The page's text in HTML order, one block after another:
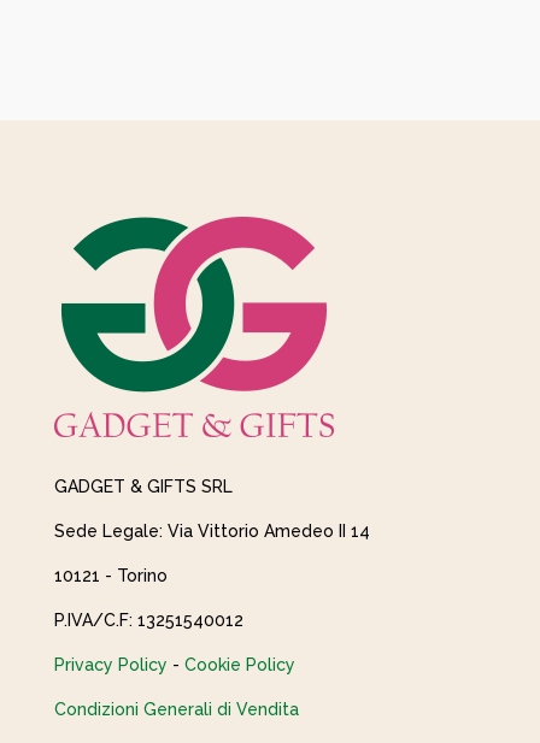
GADGET & GIFTS SRL
Sede Legale: Via Vittorio Amedeo II 14
10121 - Torino
P.IVA/C.F: 13251540012
Privacy Policy - Cookie Policy
Condizioni Generali di Vendita